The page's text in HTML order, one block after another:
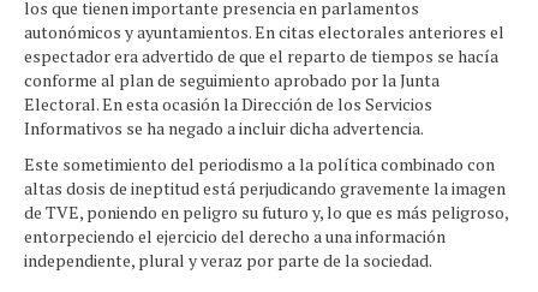
los que tienen importante presencia en parlamentos
autonómicos y ayuntamientos. En citas electorales anteriores el
espectador era advertido de que el reparto de tiempos se hacía
conforme al plan de seguimiento aprobado por la Junta
Electoral. En esta ocasión la Dirección de los Servicios
Informativos se ha negado a incluir dicha advertencia.
Este sometimiento del periodismo a la política combinado con
altas dosis de ineptitud está perjudicando gravemente la imagen
de TVE, poniendo en peligro su futuro y, lo que es más peligroso,
entorpeciendo el ejercicio del derecho a una información
independiente, plural y veraz por parte de la sociedad.